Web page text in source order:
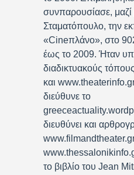
συνπαρουσίασε,
Σταματόπουλο, την
«Cineπλάνο», στο
έως το 2009. Ήταν
διαδικτυακούς
και
διεύθυνε το
διευθύνει και
www.filmandtheater.gr
το βιβλίο του Jean